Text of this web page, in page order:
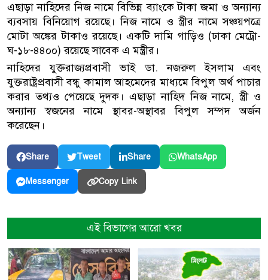
এছাড়া নাহিদের নিজ নামে বিভিন্ন ব্যাংকে টাকা জমা ও অন্যান্য
ব্যবসায় বিনিয়োগ রয়েছে। নিজ নামে ও স্ত্রীর নামে সঞ্চয়পত্রে
মোটা অঙ্কের টাকাও রয়েছে। একটি দামি গাড়িও (ঢাকা মেট্রো-
ঘ-১৮-৪৪০০) রয়েছে সাবেক এ মন্ত্রীর।
নাহিদের যুক্তরাজ্যপ্রবাসী ভাই ডা. নজরুল ইসলাম এবং
যুক্তরাষ্ট্রপ্রবাসী বন্ধু কামাল আহমেদের মাধ্যমে বিপুল অর্থ পাচার
করার তথ্যও পেয়েছে দুদক। এছাড়া নাহিদ নিজ নামে, স্ত্রী ও
অন্যান্য স্বজনের নামে স্থাবর-অস্থাবর বিপুল সম্পদ অর্জন
করেছেন।
Share Tweet Share WhatsApp
Messenger Copy Link
এই বিভাগের আরো খবর